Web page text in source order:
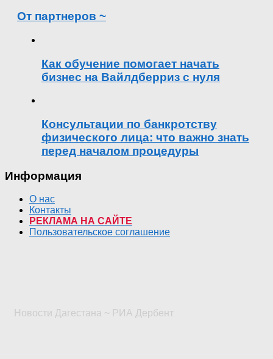
От партнеров ~
Как обучение помогает начать
бизнес на Вайлдберриз с нуля
Консультации по банкротству
физического лица: что важно знать
перед началом процедуры
Информация
О нас
Контакты
РЕКЛАМА НА САЙТЕ
Пользовательское соглашение
Новости Дагестана ~ РИА Дербент